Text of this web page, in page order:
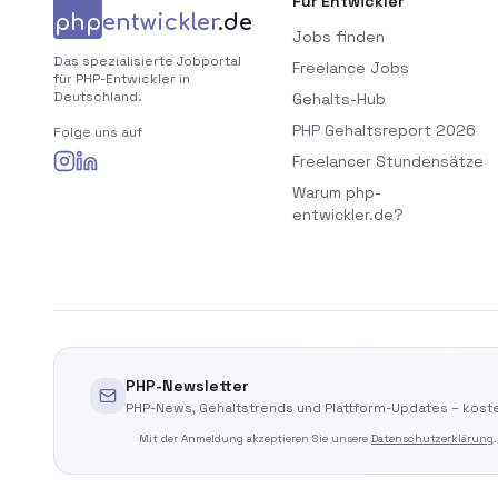
phpentwickler.de
Das spezialisierte Jobportal
für PHP-Entwickler in
Deutschland.
Folge uns auf
Jobs finden
Freelance Jobs
Gehalts-Hub
PHP Gehaltsreport 2026
Freelancer Stundensätze
Warum php-
entwickler.de?
PHP-Newsletter
PHP-News, Gehaltstrends und Plattform-Updates –
Mit der Anmeldung akzeptieren Sie unsere Datenschutzerklärung.